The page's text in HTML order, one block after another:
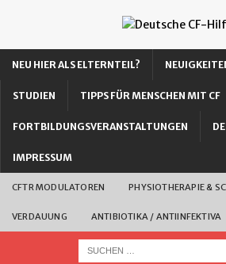
NEU HIER ALS ELTERNTEIL?
STUDIEN TIPPS FÜR MENSCHEN MIT CF
FORTBILDUNGSVERANSTALTUNGEN
IMPRESSUM
CFTR MODULATOREN PHYSIOTHERAPIE &
VERDAUUNG ANTIBIOTIKA / ANTIINFEKTIVA